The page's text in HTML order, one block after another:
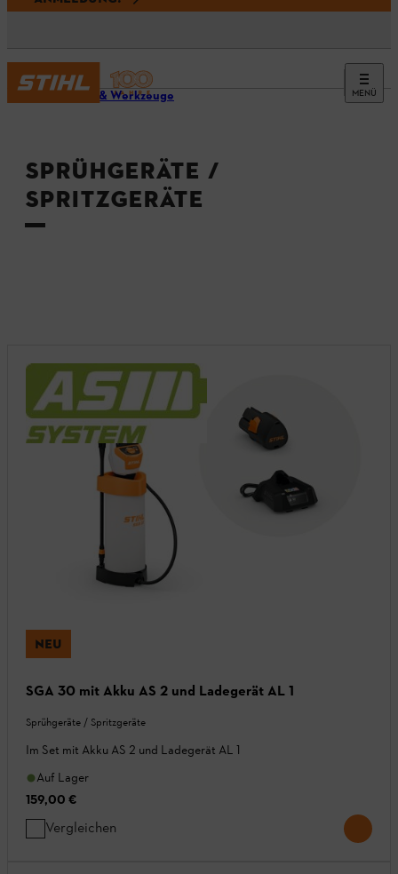
MENÜ
Geräte & Werkzeuge
SPRÜHGERÄTE /
SPRITZGERÄTE
NEU
SGA 30 mit Akku AS 2 und Ladegerät AL 1
Sprühgeräte / Spritzgeräte
Im Set mit Akku AS 2 und Ladegerät AL 1
Auf Lager
159,00 €
Vergleichen